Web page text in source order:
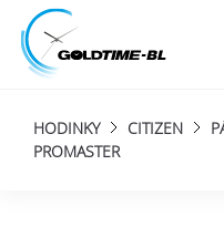
HODINKY CITIZEN
PROMASTER